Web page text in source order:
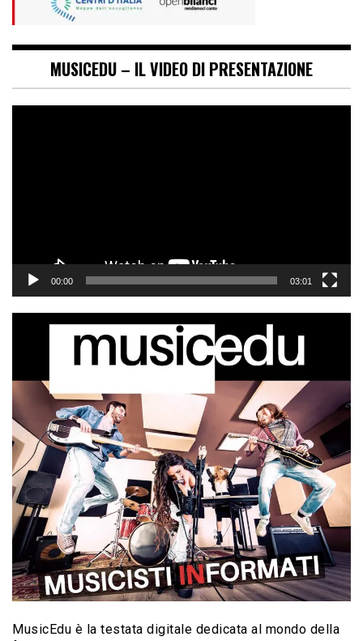
MUSICEDU – IL VIDEO DI PRESENTAZIONE
00:00 03:01
MusicEdu è la testata digitale dedicata al mondo della